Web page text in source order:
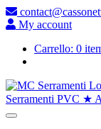
My account
Carrello: 0
Serramenti PVC ★